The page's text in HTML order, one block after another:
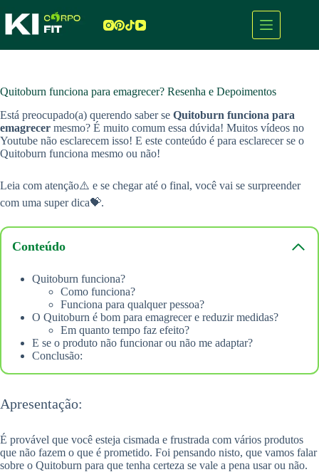
para
Quitoburn funciona para emagrecer? Resenha e Depoimentos
Está preocupado(a) querendo saber se Quitoburn funciona para
emagrecer mesmo? É muito comum essa dúvida! Muitos vídeos no
Youtube não esclarecem isso! E este conteúdo é para esclarecer se o
Quitoburn funciona mesmo ou não!
Leia com atenção⚠️ e se chegar até o final, você vai se surpreender
com uma super dica💝.
Conteúdo
Quitoburn funciona?
Como funciona?
Funciona para qualquer pessoa?
O Quitoburn é bom para emagrecer e reduzir medidas?
Em quanto tempo faz efeito?
E se o produto não funcionar ou não me adaptar?
Conclusão:
Apresentação:
É provável que você esteja cismada e frustrada com vários produtos
que não fazem o que é prometido. Foi pensando nisto, que vamos falar
sobre o Quitoburn para que tenha certeza se vale a pena usar ou não.